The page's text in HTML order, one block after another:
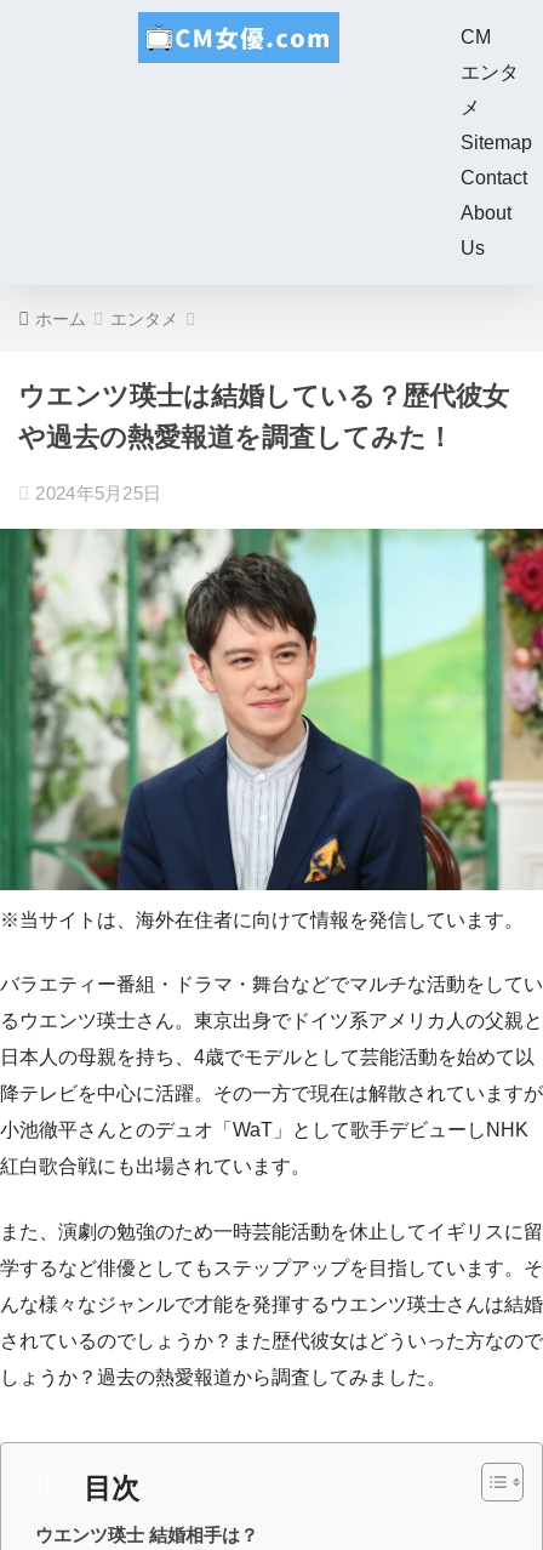
CM
エンタ
メ
Sitemap
Contact
About
Us
ホーム エンタメ
ウエンツ瑛士は結婚している？歴代彼女
や過去の熱愛報道を調査してみた！
2024年5月25日
※当サイトは、海外在住者に向けて情報を発信しています。
バラエティー番組・ドラマ・舞台などでマルチな活動をしてい
るウエンツ瑛士さん。東京出身でドイツ系アメリカ人の父親と
日本人の母親を持ち、4歳でモデルとして芸能活動を始めて以
降テレビを中心に活躍。その一方で現在は解散されていますが
小池徹平さんとのデュオ「WaT」として歌手デビューしNHK
紅白歌合戦にも出場されています。
また、演劇の勉強のため一時芸能活動を休止してイギリスに留
学するなど俳優としてもステップアップを目指しています。そ
んな様々なジャンルで才能を発揮するウエンツ瑛士さんは結婚
されているのでしょうか？また歴代彼女はどういった方なので
しょうか？過去の熱愛報道から調査してみました。
目次
ウエンツ瑛士 結婚相手は？